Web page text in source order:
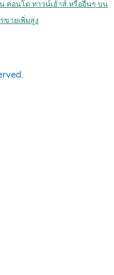
คอนโด ทาวน์เฮ้าส์ หรืออื่นๆ บน
ขายเพิ่มสูง